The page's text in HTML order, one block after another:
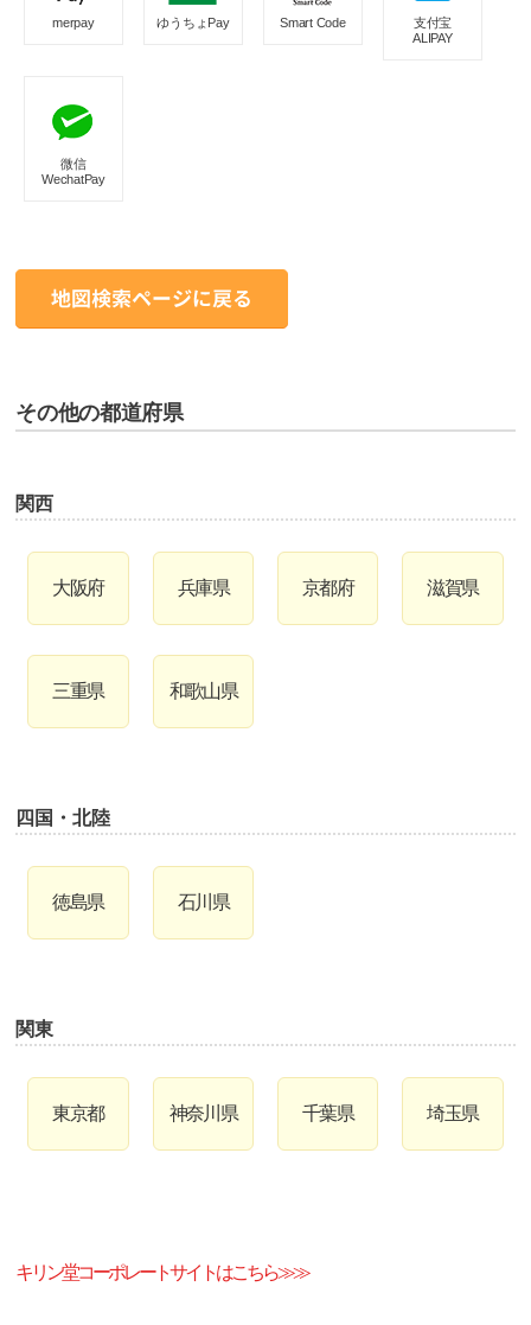
merpay ゆうちょPay Smart Code
支付宝
ALIPAY
微信
WechatPay
その他の都道府県
関西
大阪府 兵庫県 京都府 滋賀県
三重県 和歌山県
四国・北陸
徳島県 石川県
関東
東京都 神奈川県 千葉県 埼玉県
キリン堂コーポレートサイトはこちら≫≫